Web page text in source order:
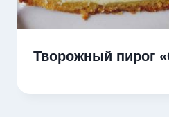
Творожный пирог